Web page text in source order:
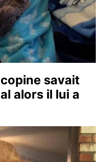
savait
alors il lui a